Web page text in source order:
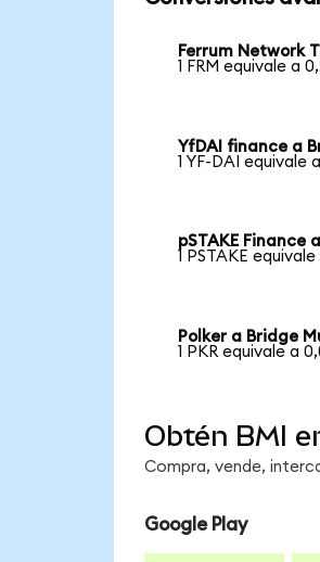
Ferrum Network
1 FRM equivale a
YfDAI finance a
1 YF-DAI equivale
pSTAKE Finance
1 PSTAKE
Polker a Bridge
1 PKR equivale a
Obtén BMI
Compra, vende,
Google Play